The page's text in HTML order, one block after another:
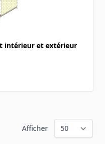
intérieur et extérieur
Afficher